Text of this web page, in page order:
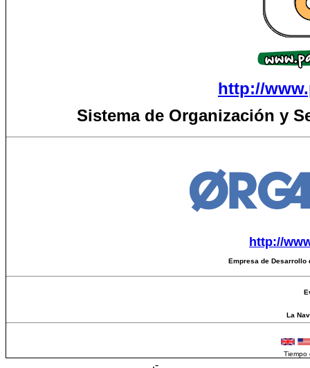
http://
Sistema de Organización y
http://
Empresa de
La
Tiempo
.-